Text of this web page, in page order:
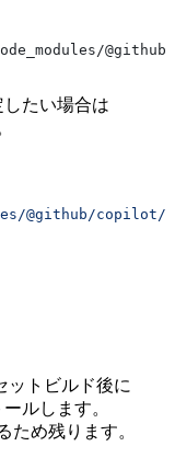
たい場合は
@github/
ットビルド後に
ルします。
ため残ります。